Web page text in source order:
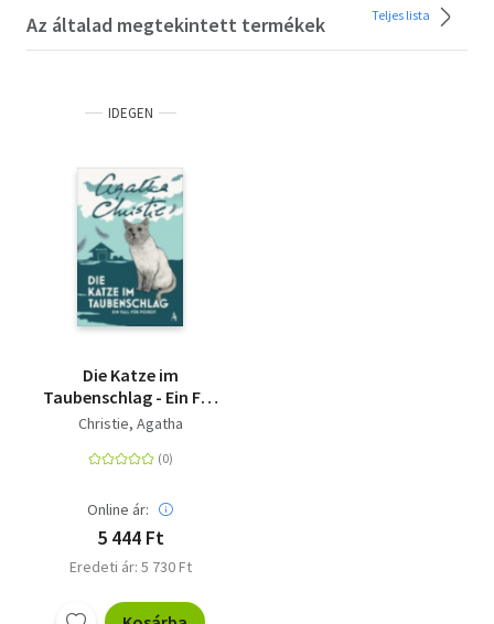
Az általad megtekintett termékek Teljes lista
IDEGEN
Die Katze im
Taubenschlag - Ein Fall
für Poirot
Christie, Agatha
Online ár:
5 444 Ft
Eredeti ár: 5 730 Ft